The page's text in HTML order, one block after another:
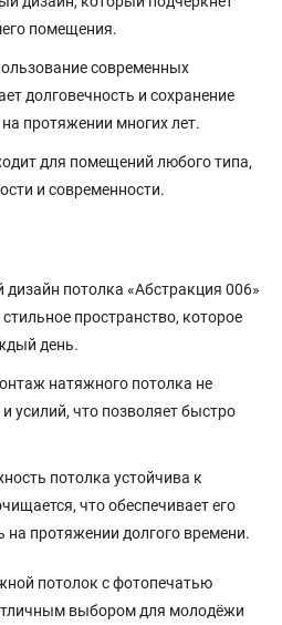
помещения.
современных
долговечность и сохранение
протяжении многих лет.
для помещений любого типа,
и современности.
дизайн потолка «Абстракция 006»
пространство, которое
день.
натяжного потолка не
усилий, что позволяет быстро
потолка устойчива к
что обеспечивает его
на протяжении долгого времени.
потолок с фотопечатью
выбором для молодёжи